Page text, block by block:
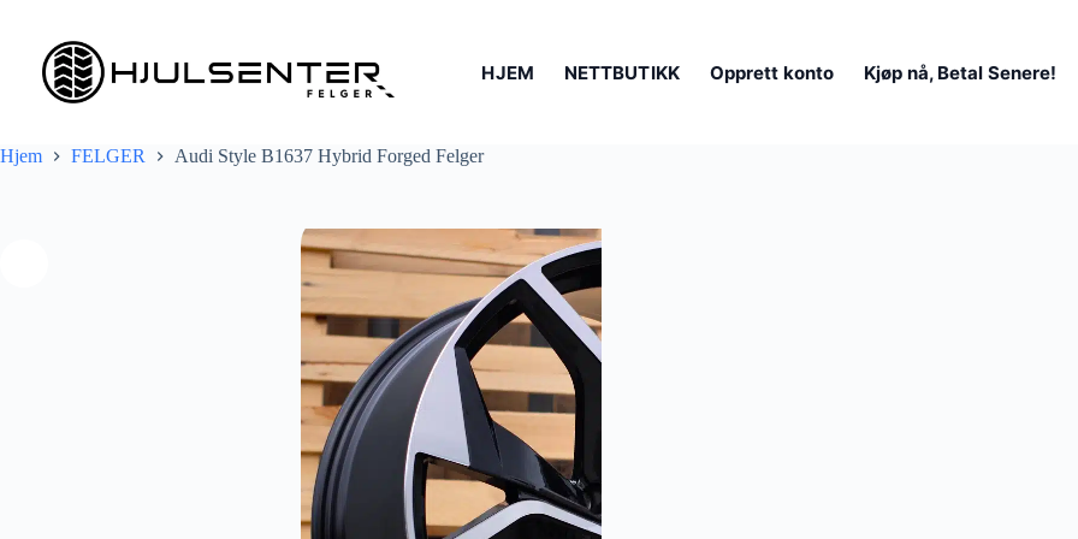
innholdet
HJEM NETTBUTIKK Opprett konto Kjøp nå, Betal Senere!
Hjem FELGER Audi Style B1637 Hybrid Forged Felger